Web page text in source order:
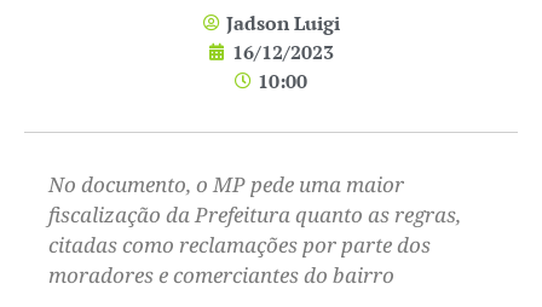
Jadson Luigi
16/12/2023
10:00
No documento, o MP pede uma maior
fiscalização da Prefeitura quanto as regras,
citadas como reclamações por parte dos
moradores e comerciantes do bairro